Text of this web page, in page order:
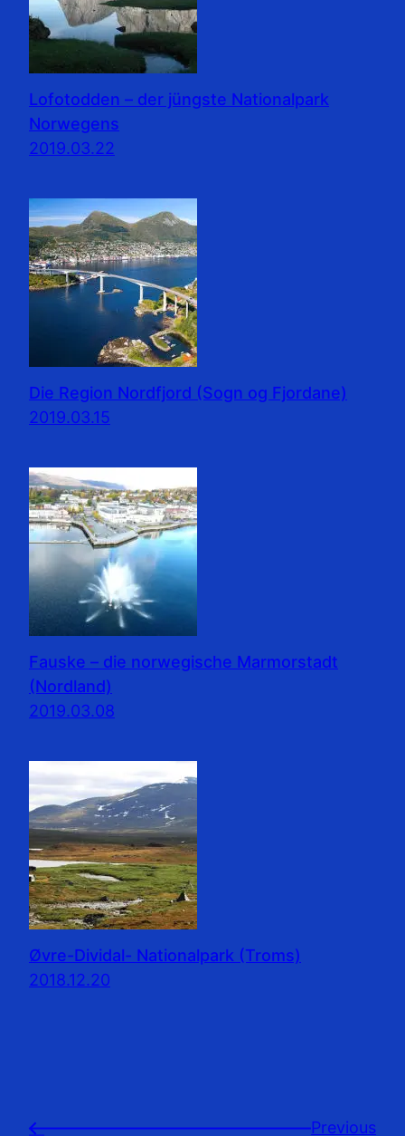
Lofotodden – der jüngste Nationalpark
Norwegens
2019.03.22
Die Region Nordfjord (Sogn og Fjordane)
2019.03.15
Fauske – die norwegische Marmorstadt
(Nordland)
2019.03.08
Øvre-Dividal- Nationalpark (Troms)
2018.12.20
←
Previousㅤ